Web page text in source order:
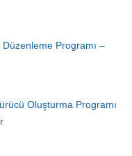
Programı –
Oluşturma Programı